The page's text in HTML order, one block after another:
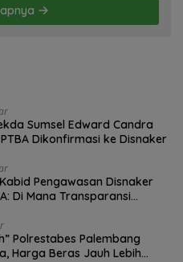
Sumsel Edward Candra
Dikonfirmasi ke Disnaker
Pengawasan Disnaker
Di Mana Transparansi
Polrestabes Palembang
Harga Beras Jauh Lebih